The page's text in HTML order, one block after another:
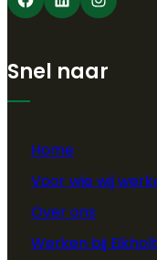
Snel naar
Home
Voor wie wij
Over ons
Werken bij Eikholt